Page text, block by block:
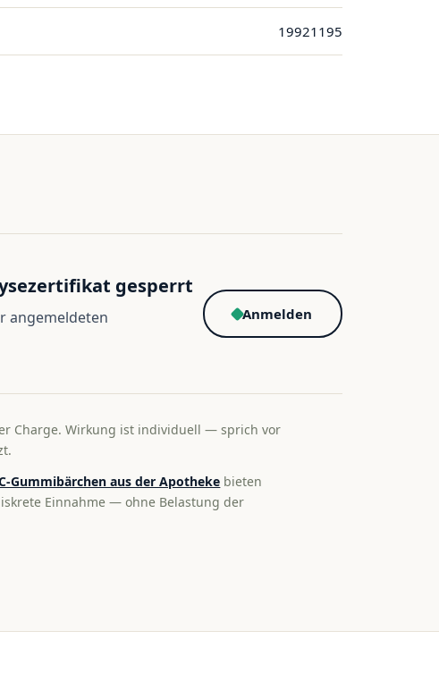
19921195
gesperrt
angemeldeten
Anmelden
Charge. Wirkung ist individuell — sprich vor
Gummibärchen aus der Apotheke bieten
Einnahme — ohne Belastung der